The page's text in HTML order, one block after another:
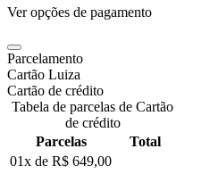
Ver opções de pagamento
Parcelamento
Cartão Luiza
Cartão de crédito
Tabela de parcelas de Cartão
de crédito
Parcelas
Total
01x de R$ 649,00